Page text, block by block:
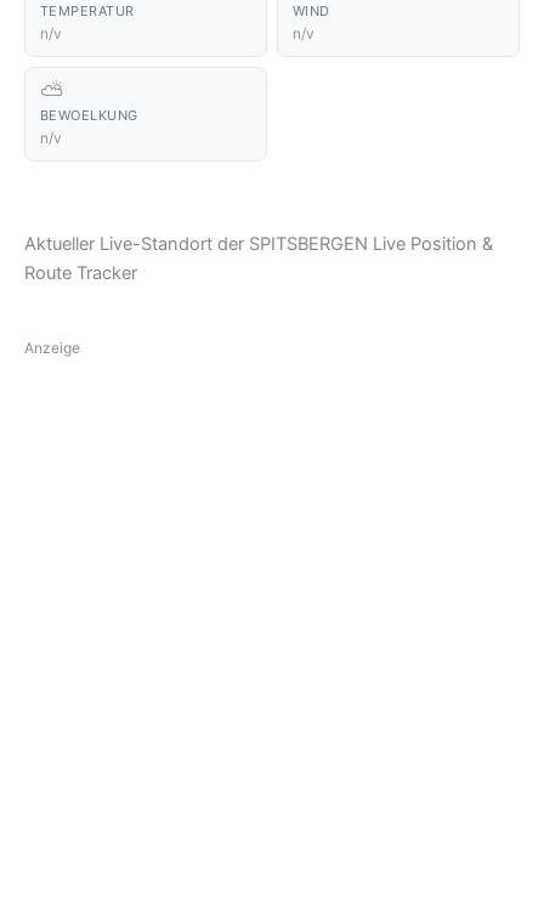
TEMPERATUR
n/v
WIND
n/v
⛅
BEWOELKUNG
n/v
Aktueller Live-Standort der SPITSBERGEN Live Position &
Route Tracker
Anzeige